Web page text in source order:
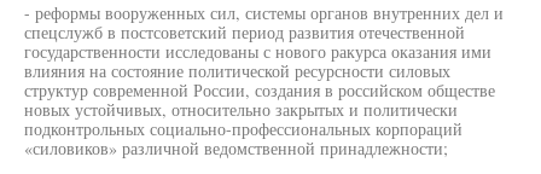
- реформы вооруженных сил, системы органов внутренних дел и
спецслужб в постсоветский период развития отечественной
государственности исследованы с нового ракурса оказания ими
влияния на состояние политической ресурсности силовых
структур современной России, создания в российском обществе
новых устойчивых, относительно закрытых и политически
подконтрольных социально-профессиональных корпораций
«силовиков» различной ведомственной принадлежности;